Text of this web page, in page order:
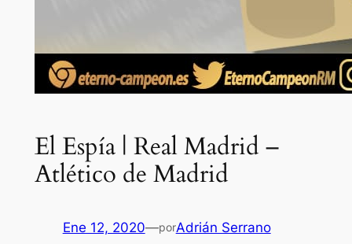
El Espía | Real Madrid –
Atlético de Madrid
Ene 12, 2020—porAdrián Serrano